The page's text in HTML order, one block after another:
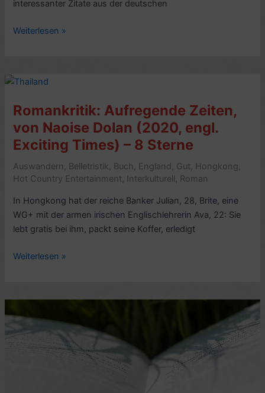
interessanter Zitate aus der deutschen
Kritik
im
von
Michael
Maar
–
Sterne
Weiterlesen »
Romankritik: Aufregende Zeiten,
von Naoise Dolan (2020, engl.
Exciting Times) – 8 Sterne
Auswandern , Belletristik, Buch , England, Gut, Hongkong,
Hot Country Entertainment, Interkulturell, Roman
In Hongkong hat der reiche Banker Julian, 28, Brite, eine
WG+ mit der armen irischen Englischlehrerin Ava, 22: Sie
lebt gratis bei ihm, packt seine Koffer, erledigt
Romankritik:
von
(2020,
Weiterlesen »